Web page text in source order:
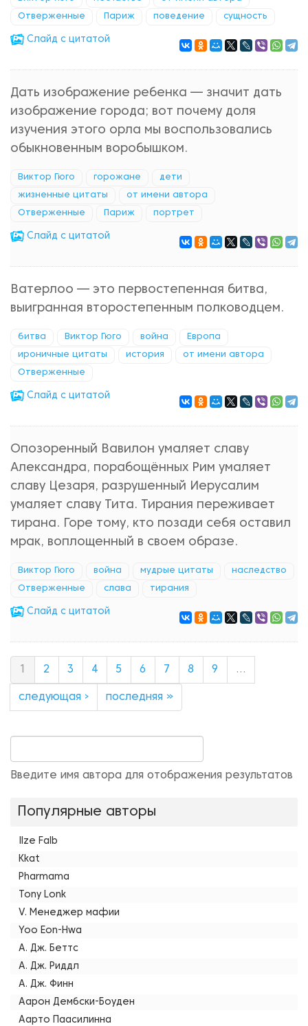
Отверженные Париж поведение сущность
Cлайд с цитатой
Дать изображение ребенка — значит дать
изображение города; вот почему доля
изучения этого орла мы воспользовались
обыкновенным воробышком.
Виктор Гюго горожане дети
жизненные цитаты от имени автора
Отверженные Париж портрет
Cлайд с цитатой
Ватерлоо — это первостепенная битва,
выигранная второстепенным полководцем.
битва Виктор Гюго война Европа
ироничные цитаты история от имени автора
Отверженные
Cлайд с цитатой
Опозоренный Вавилон умаляет славу
Александра, порабощённых Рим умаляет
славу Цезаря, разрушенный Иерусалим
умаляет славу Тита. Тирания переживает
тирана. Горе тому, кто позади себя оставил
мрак, воплощенный в своем образе.
Виктор Гюго война мудрые цитаты наследство
Отверженные слава тирания
Cлайд с цитатой
2 3 4 5 6 7 8 9 …
следующая › последняя »
Введите имя автора для отображения результатов
Популярные авторы
Ilze Falb
Kkat
Pharmama
Tony Lonk
V. Менеджер мафии
Yoo Eon-Hwa
А. Дж. Беттс
А. Дж. Риддл
А. Дж. Финн
Аарон Дембски-Боуден
Аарто Паасилинна